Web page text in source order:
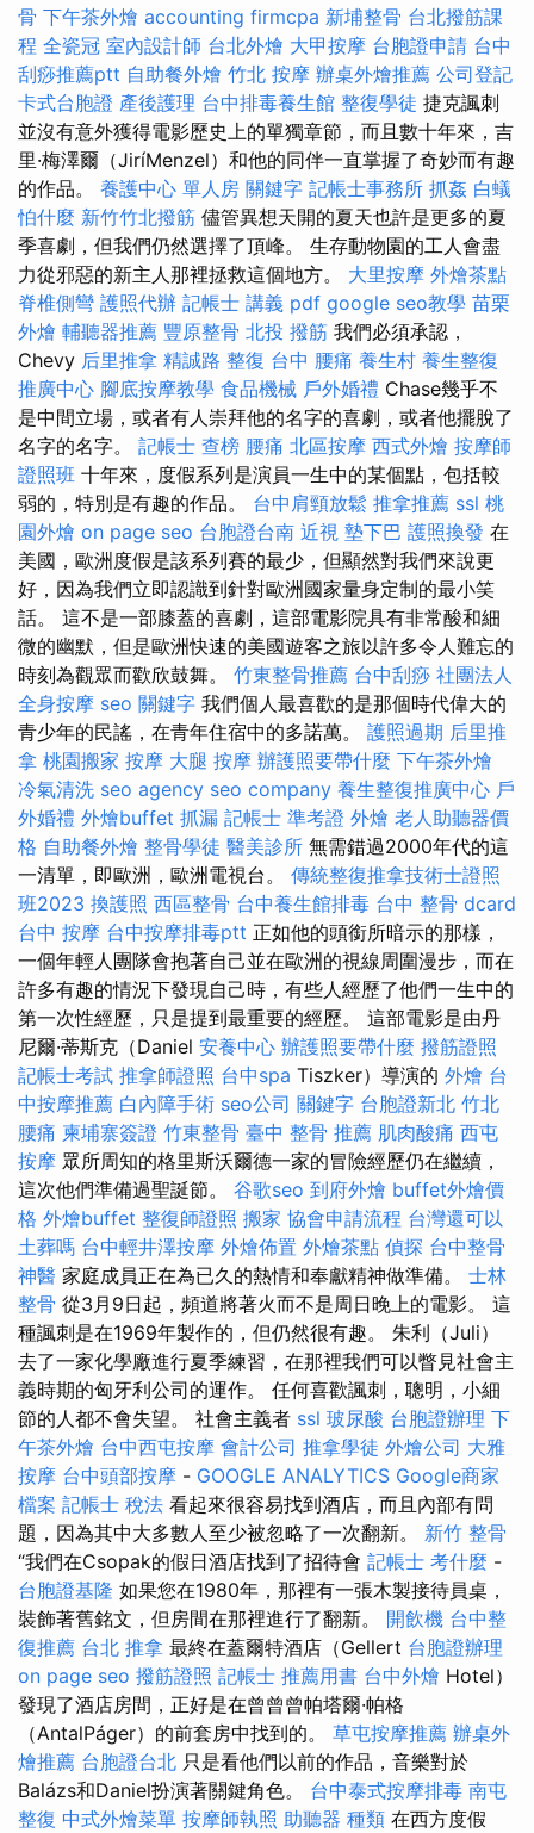
骨 下午茶外燴 accounting firmcpa 新埔整骨 台北撥筋課
程 全瓷冠 室內設計師 台北外燴 大甲按摩 台胞證申請 台中
刮痧推薦ptt 自助餐外燴 竹北 按摩 辦桌外燴推薦 公司登記
卡式台胞證 產後護理 台中排毒養生館 整復學徒 捷克諷刺
並沒有意外獲得電影歷史上的單獨章節，而且數十年來，吉
里·梅澤爾（JiríMenzel）和他的同伴一直掌握了奇妙而有趣
的作品。 養護中心 單人房 關鍵字 記帳士事務所 抓姦 白蟻
怕什麼 新竹竹北撥筋 儘管異想天開的夏天也許是更多的夏
季喜劇，但我們仍然選擇了頂峰。 生存動物園的工人會盡
力從邪惡的新主人那裡拯救這個地方。 大里按摩 外燴茶點
脊椎側彎 護照代辦 記帳士 講義 pdf google seo教學 苗栗
外燴 輔聽器推薦 豐原整骨 北投 撥筋 我們必須承認，
Chevy 后里推拿 精誠路 整復 台中 腰痛 養生村 養生整復
推廣中心 腳底按摩教學 食品機械 戶外婚禮 Chase幾乎不
是中間立場，或者有人崇拜他的名字的喜劇，或者他擺脫了
名字的名字。 記帳士 查榜 腰痛 北區按摩 西式外燴 按摩師
證照班 十年來，度假系列是演員一生中的某個點，包括較
弱的，特別是有趣的作品。 台中肩頸放鬆 推拿推薦 ssl 桃
園外燴 on page seo 台胞證台南 近視 墊下巴 護照換發 在
美國，歐洲度假是該系列賽的最少，但顯然對我們來說更
好，因為我們立即認識到針對歐洲國家量身定制的最小笑
話。 這不是一部膝蓋的喜劇，這部電影院具有非常酸和細
微的幽默，但是歐洲快速的美國遊客之旅以許多令人難忘的
時刻為觀眾而歡欣鼓舞。 竹東整骨推薦 台中刮痧 社團法人
全身按摩 seo 關鍵字 我們個人最喜歡的是那個時代偉大的
青少年的民謠，在青年住宿中的多諾萬。 護照過期 后里推
拿 桃園搬家 按摩 大腿 按摩 辦護照要帶什麼 下午茶外燴
冷氣清洗 seo agency seo company 養生整復推廣中心 戶
外婚禮 外燴buffet 抓漏 記帳士 準考證 外燴 老人助聽器價
格 自助餐外燴 整骨學徒 醫美診所 無需錯過2000年代的這
一清單，即歐洲，歐洲電視台。 傳統整復推拿技術士證照
班2023 換護照 西區整骨 台中養生館排毒 台中 整骨 dcard
台中 按摩 台中按摩排毒ptt 正如他的頭銜所暗示的那樣，
一個年輕人團隊會抱著自己並在歐洲的視線周圍漫步，而在
許多有趣的情況下發現自己時，有些人經歷了他們一生中的
第一次性經歷，只是提到最重要的經歷。 這部電影是由丹
尼爾·蒂斯克（Daniel 安養中心 辦護照要帶什麼 撥筋證照
記帳士考試 推拿師證照 台中spa Tiszker）導演的 外燴 台
中按摩推薦 白內障手術 seo公司 關鍵字 台胞證新北 竹北
腰痛 柬埔寨簽證 竹東整骨 臺中 整骨 推薦 肌肉酸痛 西屯
按摩 眾所周知的格里斯沃爾德一家的冒險經歷仍在繼續，
這次他們準備過聖誕節。 谷歌seo 到府外燴 buffet外燴價
格 外燴buffet 整復師證照 搬家 協會申請流程 台灣還可以
土葬嗎 台中輕井澤按摩 外燴佈置 外燴茶點 偵探 台中整骨
神醫 家庭成員正在為已久的熱情和奉獻精神做準備。 士林
整骨 從3月9日起，頻道將著火而不是周日晚上的電影。 這
種諷刺是在1969年製作的，但仍然很有趣。 朱利（Juli）
去了一家化學廠進行夏季練習，在那裡我們可以瞥見社會主
義時期的匈牙利公司的運作。 任何喜歡諷刺，聰明，小細
節的人都不會失望。 社會主義者 ssl 玻尿酸 台胞證辦理 下
午茶外燴 台中西屯按摩 會計公司 推拿學徒 外燴公司 大雅
按摩 台中頭部按摩 - GOOGLE ANALYTICS Google商家
檔案 記帳士 稅法 看起來很容易找到酒店，而且內部有問
題，因為其中大多數人至少被忽略了一次翻新。 新竹 整骨
“我們在Csopak的假日酒店找到了招待會 記帳士 考什麼 -
台胞證基隆 如果您在1980年，那裡有一張木製接待員桌，
裝飾著舊銘文，但房間在那裡進行了翻新。 開飲機 台中整
復推薦 台北 推拿 最終在蓋爾特酒店（Gellert 台胞證辦理
on page seo 撥筋證照 記帳士 推薦用書 台中外燴 Hotel）
發現了酒店房間，正好是在曾曾曾帕塔爾·帕格
（AntalPáger）的前套房中找到的。 草屯按摩推薦 辦桌外
燴推薦 台胞證台北 只是看他們以前的作品，音樂對於
Balázs和Daniel扮演著關鍵角色。 台中泰式按摩排毒 南屯
整復 中式外燴菜單 按摩師執照 助聽器 種類 在西方度假